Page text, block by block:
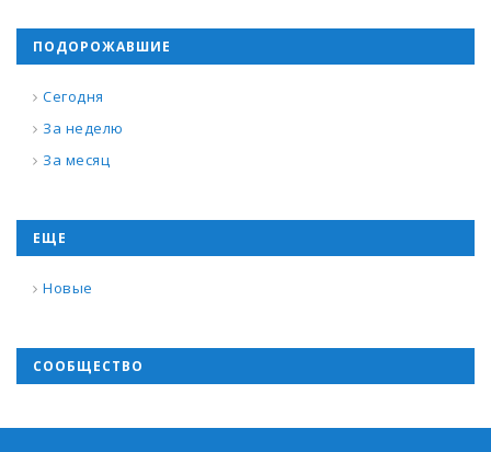
ПОДОРОЖАВШИЕ
Сегодня
За неделю
За месяц
ЕЩЕ
Новые
СООБЩЕСТВО